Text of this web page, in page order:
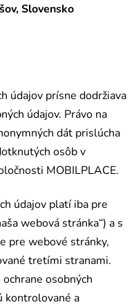
Slovensko
údajov prísne dodržiava
údajov. Právo na
dát prislúcha
osôb v
MOBILPLACE.
údajov platí iba pre
webová stránka“) a s
pre webové stránky,
tretími stranami.
osobných
kontrolované a